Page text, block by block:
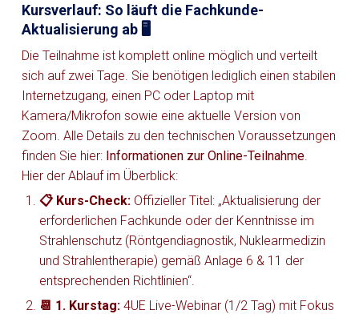
Kursverlauf: So läuft die Fachkunde-
Aktualisierung ab 🖥️
Die Teilnahme ist komplett online möglich und verteilt
sich auf zwei Tage. Sie benötigen lediglich einen stabilen
Internetzugang, einen PC oder Laptop mit
Kamera/Mikrofon sowie eine aktuelle Version von
Zoom. Alle Details zu den technischen Voraussetzungen
finden Sie hier: Informationen zur Online-Teilnahme
Hier der Ablauf im Überblick:
📋 Kurs-Check: Offizieller Titel: „Aktualisierung der
erforderlichen Fachkunde oder der Kenntnisse im
Strahlenschutz (Röntgendiagnostik, Nuklearmedizin
und Strahlentherapie) gemäß Anlage 6 & 11 der
entsprechenden Richtlinien“.
📆 1. Kurstag: 4UE Live-Webinar (1/2 Tag) mit Fokus